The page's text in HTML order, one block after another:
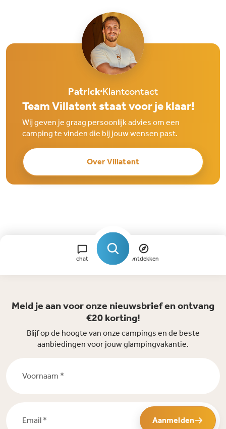
PatrickKlantcontact
Team Villatent staat voor je klaar!
Wij geven je graag persoonlijk advies om een
camping te vinden die bij jouw wensen past.
Over Villatent
chat Ontdekken
Meld je aan voor onze nieuwsbrief en ontvang
€20 korting!
Blijf op de hoogte van onze campings en de beste
aanbiedingen voor jouw glampingvakantie.
Aanmelden